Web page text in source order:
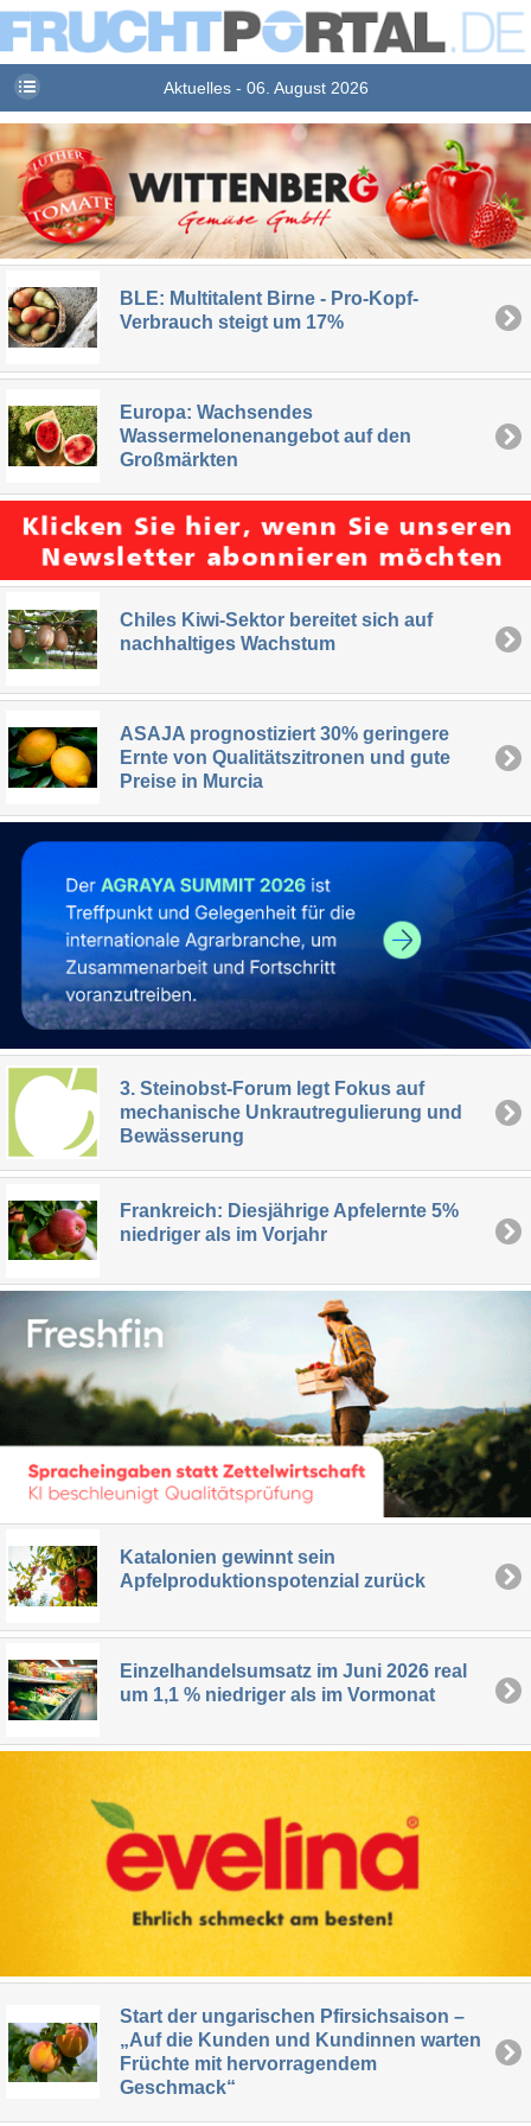
Aktuelles - 06. August 2026
BLE: Multitalent Birne - Pro-Kopf-
Verbrauch steigt um 17%
Europa: Wachsendes
Wassermelonenangebot auf den
Großmärkten
Chiles Kiwi-Sektor bereitet sich auf
nachhaltiges Wachstum
ASAJA prognostiziert 30% geringere
Ernte von Qualitätszitronen und gute
Preise in Murcia
3. Steinobst-Forum legt Fokus auf
mechanische Unkrautregulierung und
Bewässerung
Frankreich: Diesjährige Apfelernte 5%
niedriger als im Vorjahr
Katalonien gewinnt sein
Apfelproduktionspotenzial zurück
Einzelhandelsumsatz im Juni 2026 real
um 1,1 % niedriger als im Vormonat
Start der ungarischen Pfirsichsaison –
„Auf die Kunden und Kundinnen warten
Früchte mit hervorragendem
Geschmack“